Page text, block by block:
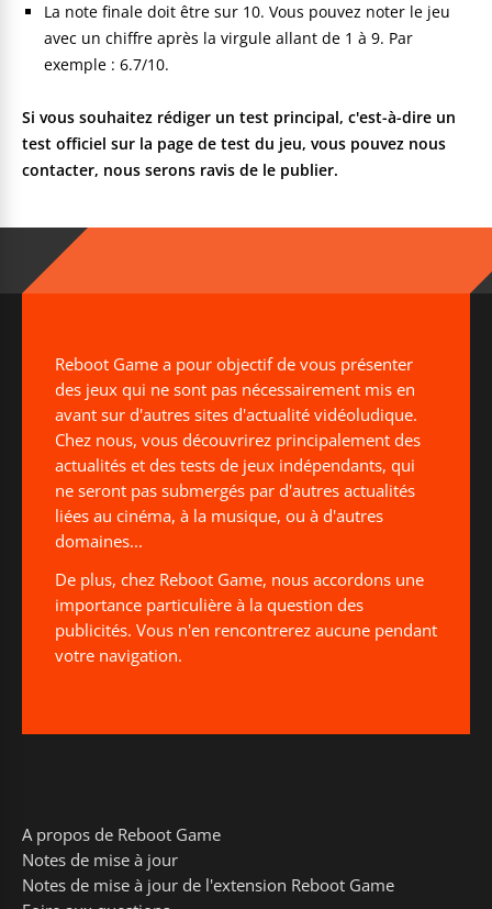
La note finale doit être sur 10. Vous pouvez noter le jeu
avec un chiffre après la virgule allant de 1 à 9. Par
exemple : 6.7/10.
Si vous souhaitez rédiger un test principal, c'est-à-dire un
test officiel sur la page de test du jeu, vous pouvez nous
contacter, nous serons ravis de le publier.
Reboot Game a pour objectif de vous présenter
des jeux qui ne sont pas nécessairement mis en
avant sur d'autres sites d'actualité vidéoludique.
Chez nous, vous découvrirez principalement des
actualités et des tests de jeux indépendants, qui
ne seront pas submergés par d'autres actualités
liées au cinéma, à la musique, ou à d'autres
domaines...
De plus, chez Reboot Game, nous accordons une
importance particulière à la question des
publicités. Vous n'en rencontrerez aucune pendant
votre navigation.
A propos de Reboot Game
Notes de mise à jour
Notes de mise à jour de l'extension Reboot Game